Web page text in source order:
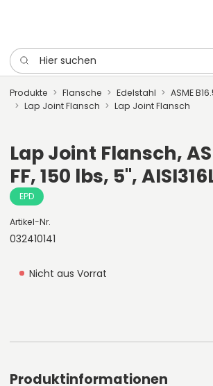
Hier suchen
Produkte Flansche Edelstahl
ASME
Lap Joint Flansch
Lap Joint Flansch
Lap Joint Flansch,
FF, 150 lbs, 5",
EPD
Artikel-Nr.
032410141
Nicht aus Vorrat
Produktinformationen